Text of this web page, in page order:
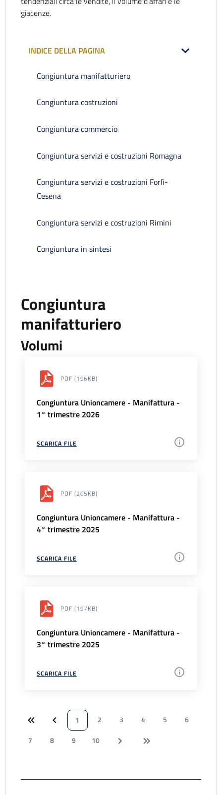
giacenze.
INDICE DELLA PAGINA
Congiuntura manifatturiero
Congiuntura costruzioni
Congiuntura commercio
Congiuntura servizi e costruzioni Romagna
Congiuntura servizi e costruzioni Forlì-
Cesena
Congiuntura servizi e costruzioni Rimini
Congiuntura in sintesi
Congiuntura
manifatturiero
Volumi
PDF (196KB)
Congiuntura Unioncamere - Manifattura -
1° trimestre 2026
SCARICA FILE
PDF (205KB)
Congiuntura Unioncamere - Manifattura -
4° trimestre 2025
SCARICA FILE
PDF (197KB)
Congiuntura Unioncamere - Manifattura -
3° trimestre 2025
SCARICA FILE
1 2 3 4 5
6
7
8 9 10